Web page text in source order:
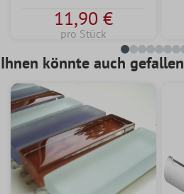
11,90 €
pro Stück
Ihnen könnte auch gefallen